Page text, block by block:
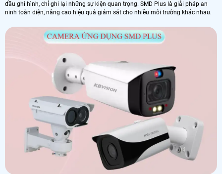
đầu ghi hình, chỉ ghi lại những sự kiện quan trọng. SMD Plus là giải pháp an
ninh toàn diện, nâng cao hiệu quả giám sát cho nhiều môi trường khác nhau.